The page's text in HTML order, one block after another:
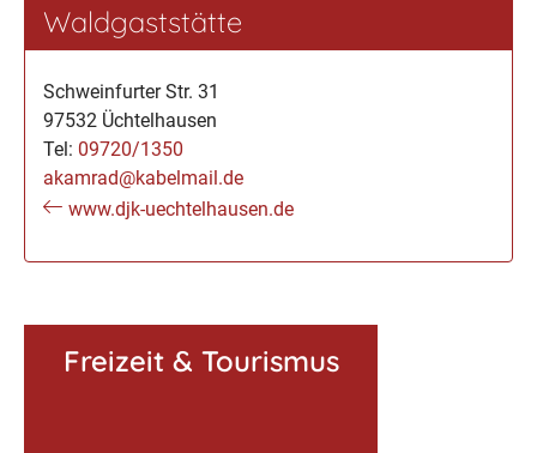
Waldgaststätte
Schweinfurter Str. 31
97532 Üchtelhausen
Tel: 09720/1350
akamrad@kabelmail.de
www.djk-uechtelhausen.de
Freizeit & Tourismus